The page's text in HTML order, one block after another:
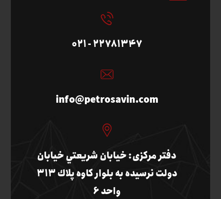
22781347 - 021
info@petrosavin.com
دفتر مرکزی: خيابان شريعتي خيابان
دولت نرسيده به بلوار كاوه پلاك 313
واحد 6